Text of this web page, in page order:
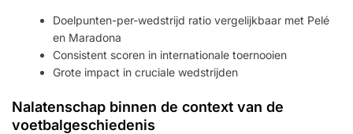
Doelpunten-per-wedstrijd ratio vergelijkbaar met Pelé
en Maradona
Consistent scoren in internationale toernooien
Grote impact in cruciale wedstrijden
Nalatenschap binnen de context van de
voetbalgeschiedenis